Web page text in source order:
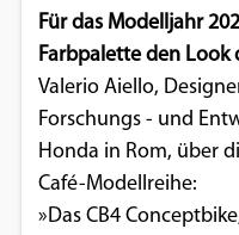
Für das Modelljahr
Farbpalette den Look
Valerio Aiello,
Forschungs­ - und
Honda in Rom, über
Café­-Modellreihe:
»Das CB4
Google